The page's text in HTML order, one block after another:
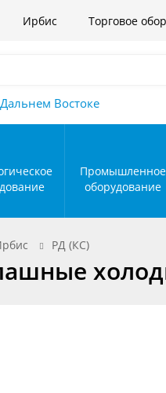
Ирбис Торговое
Востоке
Промышленное
оборудование
РД (КС)